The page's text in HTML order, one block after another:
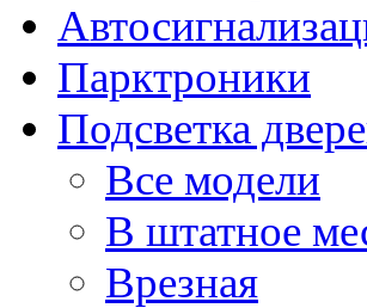
Парктроники
Подсветка
Все модели
В штатное
Врезная